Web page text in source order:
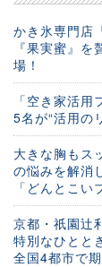
かき氷専門店
『果実蜜』
場！
「空き家活
5名が“活用の
大きな胸もス
の悩みを解消
「どんとこい
京都・祇園辻
特別なひとと
全国4都市で